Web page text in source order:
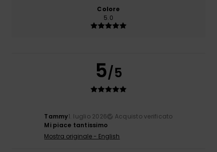
Colore
5.0
5/5
Tammy1. luglio 2026
Acquisto verificato
Mi piace tantissimo
Mostra originale - English